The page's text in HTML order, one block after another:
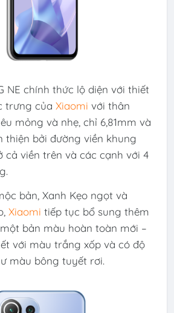
NE chính thức lộ diện với thiết
trưng của Xiaomi với thân
mỏng và nhẹ, chỉ 6,81mm và
thiện bởi đường viền khung
cả viền trên và các cạnh với 4
bản, Xanh Kẹo ngọt và
Xiaomi tiếp tục bổ sung thêm
bản màu hoàn toàn mới –
với màu trắng xốp và có độ
màu bông tuyết rơi.